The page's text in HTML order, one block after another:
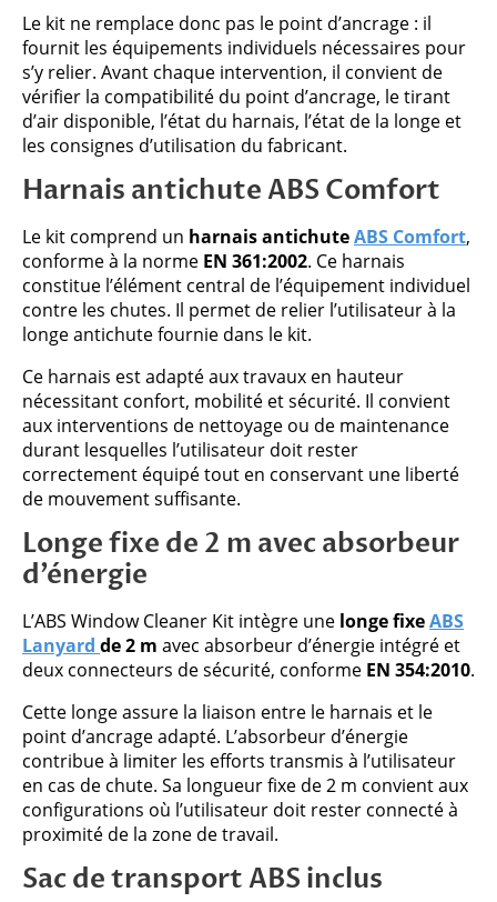
Le kit ne remplace donc pas le point d’ancrage : il
fournit les équipements individuels nécessaires pour
s’y relier. Avant chaque intervention, il convient de
vérifier la compatibilité du point d’ancrage, le tirant
d’air disponible, l’état du harnais, l’état de la longe et
les consignes d’utilisation du fabricant.
Harnais antichute ABS Comfort
Le kit comprend un harnais antichuteABS Comfort,
conforme à la norme EN 361:2002. Ce harnais
constitue l’élément central de l’équipement individuel
contre les chutes. Il permet de relier l’utilisateur à la
longe antichute fournie dans le kit.
Ce harnais est adapté aux travaux en hauteur
nécessitant confort, mobilité et sécurité. Il convient
aux interventions de nettoyage ou de maintenance
durant lesquelles l’utilisateur doit rester
correctement équipé tout en conservant une liberté
de mouvement suffisante.
Longe fixe de 2 m avec absorbeur
d’énergie
L’ABS Window Cleaner Kit intègre une longe fixeABS
Lanyard de 2 m avec absorbeur d’énergie intégré et
deux connecteurs de sécurité, conforme EN 354:2010.
Cette longe assure la liaison entre le harnais et le
point d’ancrage adapté. L’absorbeur d’énergie
contribue à limiter les efforts transmis à l’utilisateur
en cas de chute. Sa longueur fixe de 2 m convient aux
configurations où l’utilisateur doit rester connecté à
proximité de la zone de travail.
Sac de transport ABS inclus